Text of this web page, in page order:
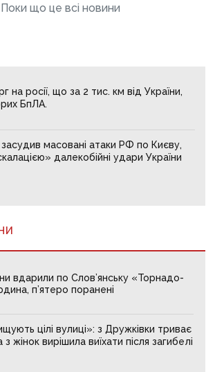
Поки що це всі новини
на росії, що за 2 тис. км від України,
БпЛА.
масовані атаки РФ по Києву,
далекобійні удари України
вдарили по Слов’янську «Торнадо-
п’ятеро поранені
цілі вулиці»: з Дружківки триває
жінок вирішила виїхати після загибелі